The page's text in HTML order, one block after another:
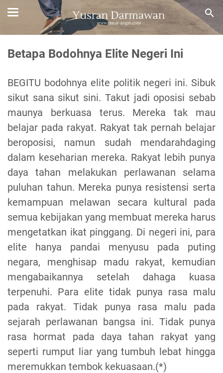
Betapa Bodohnya Elite Negeri Ini
BEGITU bodohnya elite politik negeri ini. Sibuk
sikut sana sikut sini. Takut jadi oposisi sebab
maunya berkuasa terus. Mereka tak mau
belajar pada rakyat. Rakyat tak pernah belajar
beroposisi, namun sudah mendarahdaging
dalam keseharian mereka. Rakyat lebih punya
daya tahan melakukan perlawanan selama
puluhan tahun. Mereka punya resistensi serta
kemampuan melawan secara kultural pada
semua kebijakan yang membuat mereka harus
mengetatkan ikat pinggang. Di negeri ini, para
elite hanya pandai menyusu pada puting
negara, menghisap madu rakyat, kemudian
mengabaikannya setelah dahaga kuasa
terpenuhi. Para elite tidak punya rasa malu
pada rakyat. Tidak punya rasa malu pada
sejarah perlawanan bangsa ini. Tidak punya
rasa hormat pada daya tahan rakyat yang
seperti rumput liar yang tumbuh lebat hingga
meremukkan tembok kekuasaan.(*)